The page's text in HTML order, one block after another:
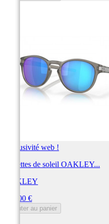
Exclusivité web !
Lunettes de soleil OAKLEY...
OAKLEY
222,00 €
Ajouter au panier